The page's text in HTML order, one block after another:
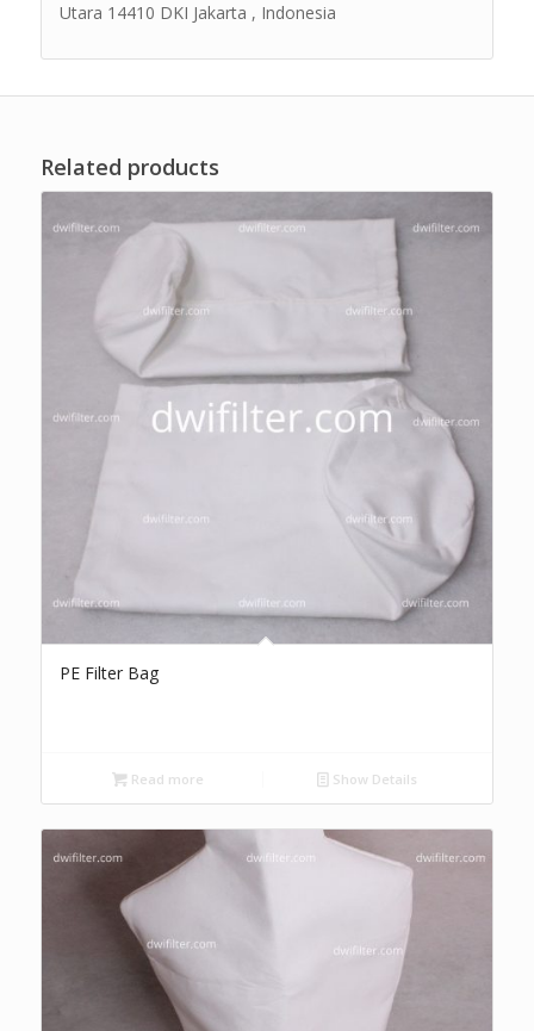
Utara 14410 DKI Jakarta , Indonesia
Related products
PE Filter Bag
Read more Show Details